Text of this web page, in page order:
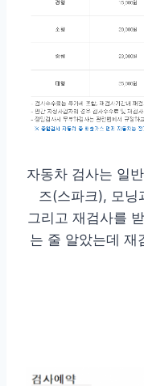
자동차 검사는 일
즈(스파크), 모
그리고 재검사를
는 줄 알았는데 재